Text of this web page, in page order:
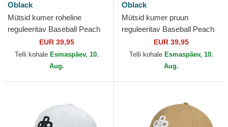
Oblack
Mütsid kumer roheline
reguleeritav Baseball Peach
OBL053 Oblack
EUR 39,95
Telli kohale Esmaspäev, 10.
Aug.
Oblack
Mütsid kumer pruun
reguleeritav Baseball Peach
OBL061 Oblack
EUR 39,95
Telli kohale Esmaspäev, 10.
Aug.